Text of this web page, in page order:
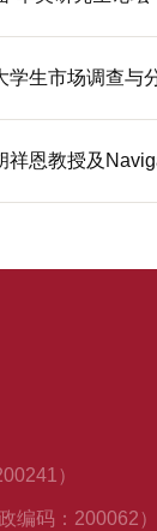
学生市场调查与
祥恩教授及
）
编码：200062）